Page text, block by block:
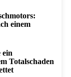
einem
ein
Totalschaden